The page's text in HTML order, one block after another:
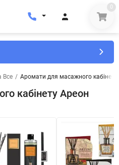
0
Все / Аромати для масажного
кабінету Ареон